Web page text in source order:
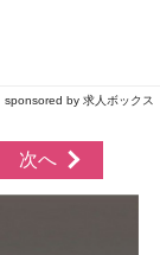
sponsored by 求人ボックス
次へ